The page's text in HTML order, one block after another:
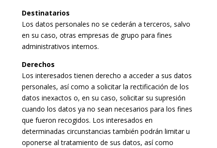
Destinatarios
Los datos personales no se cederán a terceros, salvo
en su caso, otras empresas de grupo para fines
administrativos internos.
Derechos
Los interesados ​​tienen derecho a acceder a sus datos
personales, así como a solicitar la rectificación de los
datos inexactos o, en su caso, solicitar su supresión
cuando los datos ya no sean necesarios para los fines
que fueron recogidos. Los interesados ​​en
determinadas circunstancias también podrán limitar u
oponerse al tratamiento de sus datos, así como